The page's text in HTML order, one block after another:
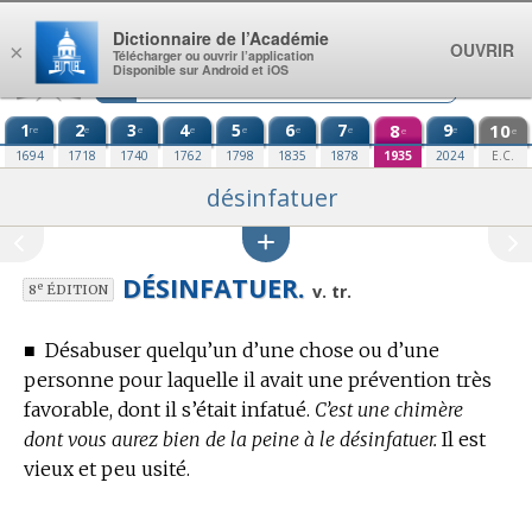
Aller au contenu
1re
1694
2e
1718
3e
1740
4e
1762
5e
1798
6e
1835
7e
1878
8e
1935
9e
2024
10e
E.C.
désinfatuer
8eÉDITION DÉSINFATUER. v. tr.
■ Désabuser quelqu’un d’une chose ou d’une
personne pour laquelle il avait une prévention très
favorable, dont il s’était infatué. C’est une chimère
dont vous aurez bien de la peine à le désinfatuer. Il est
vieux et peu usité.
×
Dictionnaire de l’Académie
Télécharger ou ouvrir l’application
Disponible sur Android et iOS
OUVRIR